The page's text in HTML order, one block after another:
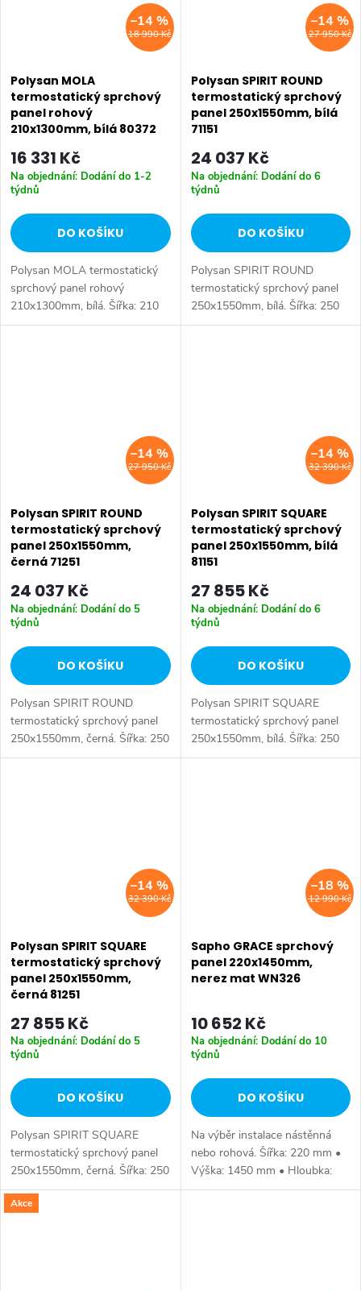
18 990 Kč
–14 %
Polysan MOLA
termostatický sprchový
panel rohový
210x1300mm, bílá 80372
16 331 Kč
Na objednání: Dodání do 1-2
týdnů
DO KOŠÍKU
Polysan MOLA termostatický
sprchový panel rohový
210x1300mm, bílá. Šířka: 210
mm • Výška: 1300 mm • Barva:
27 950 Kč
–14 %
Polysan SPIRIT ROUND
termostatický sprchový
panel 250x1550mm, bílá
71151
24 037 Kč
Na objednání: Dodání do 6
týdnů
DO KOŠÍKU
Polysan SPIRIT ROUND
termostatický sprchový panel
250x1550mm, bílá. Šířka: 250
mm • Výška: 1550 mm •
27 950 Kč
–14 %
Polysan SPIRIT ROUND
termostatický sprchový
panel 250x1550mm,
černá 71251
24 037 Kč
Na objednání: Dodání do 5
týdnů
DO KOŠÍKU
Polysan SPIRIT ROUND
termostatický sprchový panel
250x1550mm, černá. Šířka: 250
mm • Výška: 1550 mm •
32 390 Kč
–14 %
Polysan SPIRIT SQUARE
termostatický sprchový
panel 250x1550mm, bílá
81151
27 855 Kč
Na objednání: Dodání do 6
týdnů
DO KOŠÍKU
Polysan SPIRIT SQUARE
termostatický sprchový panel
250x1550mm, bílá. Šířka: 250
mm • Výška: 1550 mm •
32 390 Kč
–14 %
Polysan SPIRIT SQUARE
termostatický sprchový
panel 250x1550mm,
černá 81251
27 855 Kč
Na objednání: Dodání do 5
týdnů
DO KOŠÍKU
Polysan SPIRIT SQUARE
termostatický sprchový panel
250x1550mm, černá. Šířka: 250
mm • Výška: 1550 mm •
Hloubka: 661 mm • Barva:
12 990 Kč
–18 %
Sapho GRACE sprchový
panel 220x1450mm,
nerez mat WN326
10 652 Kč
Na objednání: Dodání do 10
týdnů
DO KOŠÍKU
Na výběr instalace nástěnná
nebo rohová. Šířka: 220 mm •
Výška: 1450 mm • Hloubka:
490 mm • Barva: Nerez •
Akce